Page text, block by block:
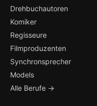
Drehbuchautoren
Komiker
Regisseure
Filmproduzenten
Synchronsprecher
Models
Alle Berufe →